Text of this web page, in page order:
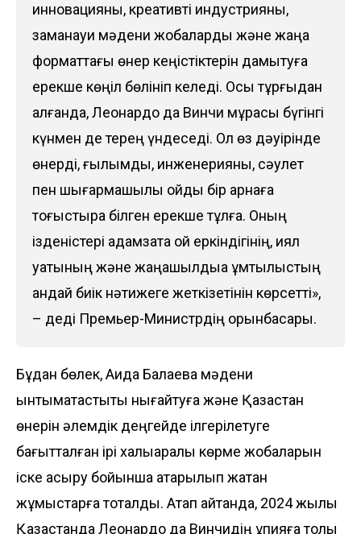
инновацияны, креативті индустрияны,
заманауи мәдени жобаларды және жаңа
форматтағы өнер кеңістіктерін дамытуға
ерекше көңіл бөлініп келеді. Осы тұрғыдан
алғанда, Леонардо да Винчи мұрасы бүгінгі
күнмен де терең үндеседі. Ол өз дәуірінде
өнерді, ғылымды, инженерияны, сәулет
пен шығармашылық ойды бір арнаға
тоғыстыра білген ерекше тұлға. Оның
ізденістері адамзатқа ой еркіндігінің, қиял
қуатының және жаңашылдыққа ұмтылыстың
қандай биік нәтижеге жеткізетінін көрсетті»,
– деді Премьер-Министрдің орынбасары.
Бұдан бөлек, Аида Балаева мәдени
ынтымақтастықты нығайтуға және Қазақстан
өнерін әлемдік деңгейде ілгерілетуге
бағытталған ірі халықаралық көрме жобаларын
іске асыру бойынша атқарылып жатқан
жұмыстарға тоқталды. Атап айтқанда, 2024 жылы
Қазақстанда Леонардо да Винчидің құпияға толы